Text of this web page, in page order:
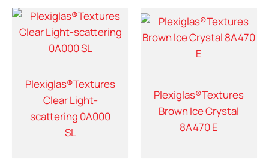
Plexiglas®Textures
Clear Light-
scattering 0A000
SL
Plexiglas®Textures
Brown Ice Crystal
8A470 E